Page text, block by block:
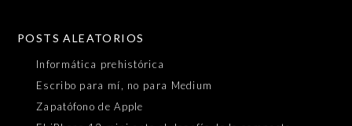
POSTS ALEATORIOS
Informática prehistórica
Escribo para mí, no para Medium
Zapatófono de Apple